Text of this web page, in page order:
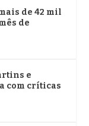
de 42 mil
de
e
com críticas